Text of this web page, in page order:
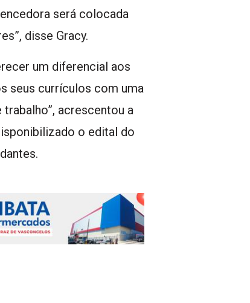
será colocada
disse Gracy.
um diferencial aos
seus currículos com uma
acrescentou a
o edital do